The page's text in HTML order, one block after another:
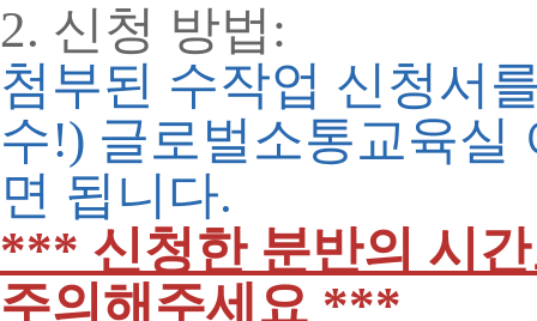
2. 신청 방법:
첨부된 수작업 신청서
수!) 글로벌소통교육실
면 됩니다.
*** 신청한 분반의 시
주의해주세요 ***